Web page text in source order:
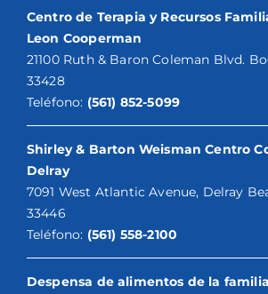
Centro de Terapia y Recursos
Leon Cooperman
21100 Ruth & Baron Coleman Blvd.
33428
Teléfono: (561) 852-5099
Shirley & Barton Weisman Centro
Delray
7091 West Atlantic Avenue, Delray
33446
Teléfono: (561) 558-2100
Despensa de alimentos de la